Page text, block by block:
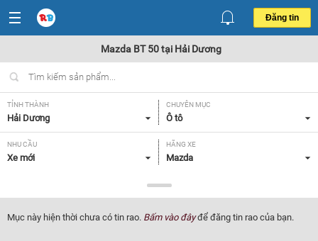
Đăng tin
Mazda BT 50 tại Hải Dương
TỈNH THÀNH
Hải Dương
CHUYÊN MỤC
Ô tô
NHU CẦU
Xe mới
HÃNG XE
Mazda
BT 50
NĂM SẢN XUẤT
Tất cả
GIÁ XE XUẤT XỨ
Mục này hiện thời chưa có tin rao. Bấm vào đâyđể đăng tin rao của bạn.